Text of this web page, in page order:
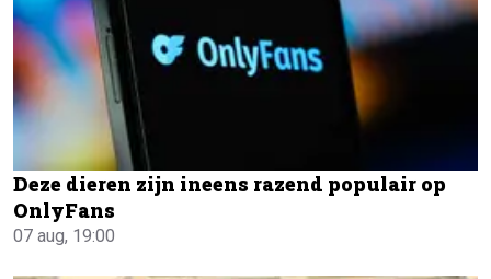
Deze dieren zijn ineens razend populair op
OnlyFans
07 aug, 19:00